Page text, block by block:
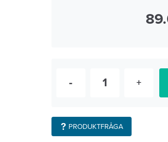
PRODUKTFRÅGA
- +